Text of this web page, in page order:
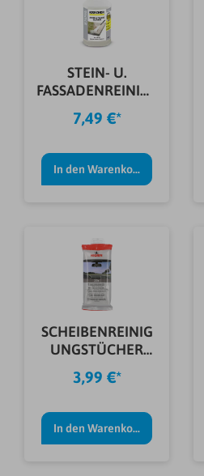
STEIN- U.
FASSADENREINIGE
R 3IN1 1L D
7,49 €*
In den Warenkorb
SCHEIBENREINIG
UNGSTÜCHER
NIGRIN 20ST.
3,99 €*
In den Warenkorb